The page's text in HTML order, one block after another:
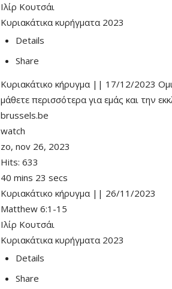
Ιλίρ Κουτσάι
Κυριακάτικα κυρήγματα 2023
Details
Share
Κυριακάτικο κήρυγμα || 17/12/2023
μάθετε περισσότερα για εμάς και την
brussels.be
watch
zo, nov 26, 2023
Hits: 633
40 mins 23 secs
Κυριακάτικο κήρυγμα || 26/11/2023
Matthew 6:1-15
Ιλίρ Κουτσάι
Κυριακάτικα κυρήγματα 2023
Details
Share